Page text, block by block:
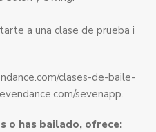
a una clase de prueba i
clases-de-baile-
sevenapp.
o has bailado, ofrece: